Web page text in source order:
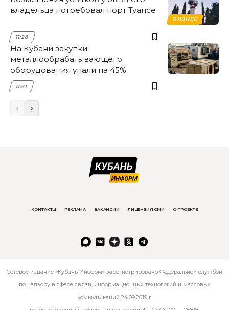
БИЗНЕС
владельца потребовал порт Туапсе
11:28
На Кубани закупки
металлообрабатывающего
оборудования упали на 45%
11:21
КОНТАКТЫ РЕКЛАМА ВАКАНСИИ ЛИЦЕНЗИЯ СМИ О ПРОЕКТЕ
Сетевое издание «Кубань Информ» зарегистрировано Федеральной службой
по надзору в сфере связи, информационных технологий и массовых
коммуникаций 24.09.2019 г.